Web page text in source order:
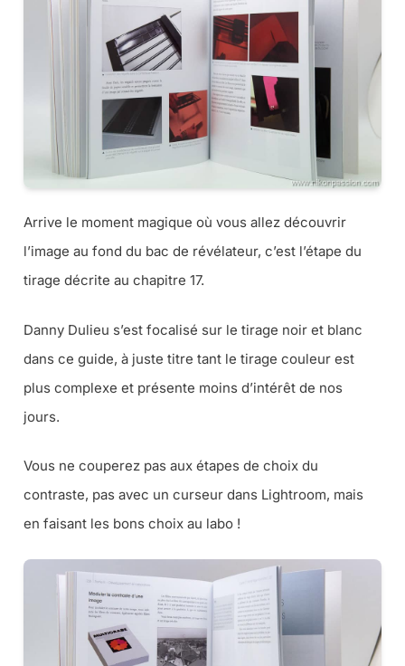
Arrive le moment magique où vous allez découvrir
l’image au fond du bac de révélateur, c’est l’étape du
tirage décrite au chapitre 17.
Danny Dulieu s’est focalisé sur le tirage noir et blanc
dans ce guide, à juste titre tant le tirage couleur est
plus complexe et présente moins d’intérêt de nos
jours.
Vous ne couperez pas aux étapes de choix du
contraste, pas avec un curseur dans Lightroom, mais
en faisant les bons choix au labo !